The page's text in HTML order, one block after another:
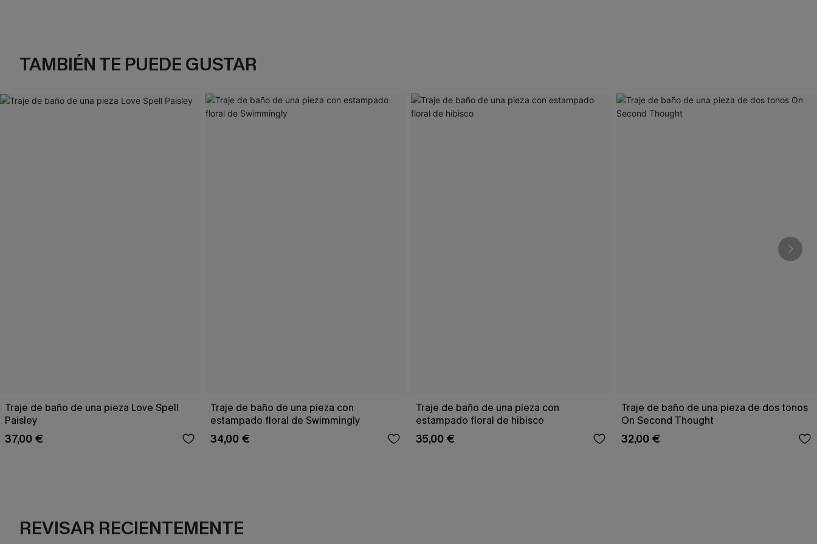
TAMBIÉN TE PUEDE GUSTAR
Traje de baño de una pieza Love Spell
Paisley
37,00 €
Traje de baño de una pieza con
estampado floral de Swimmingly
34,00 €
Traje de baño de una pieza con
estampado floral de hibisco
35,00 €
Traje de baño de una pieza de dos tonos
On Second Thought
32,00 €
REVISAR RECIENTEMENTE